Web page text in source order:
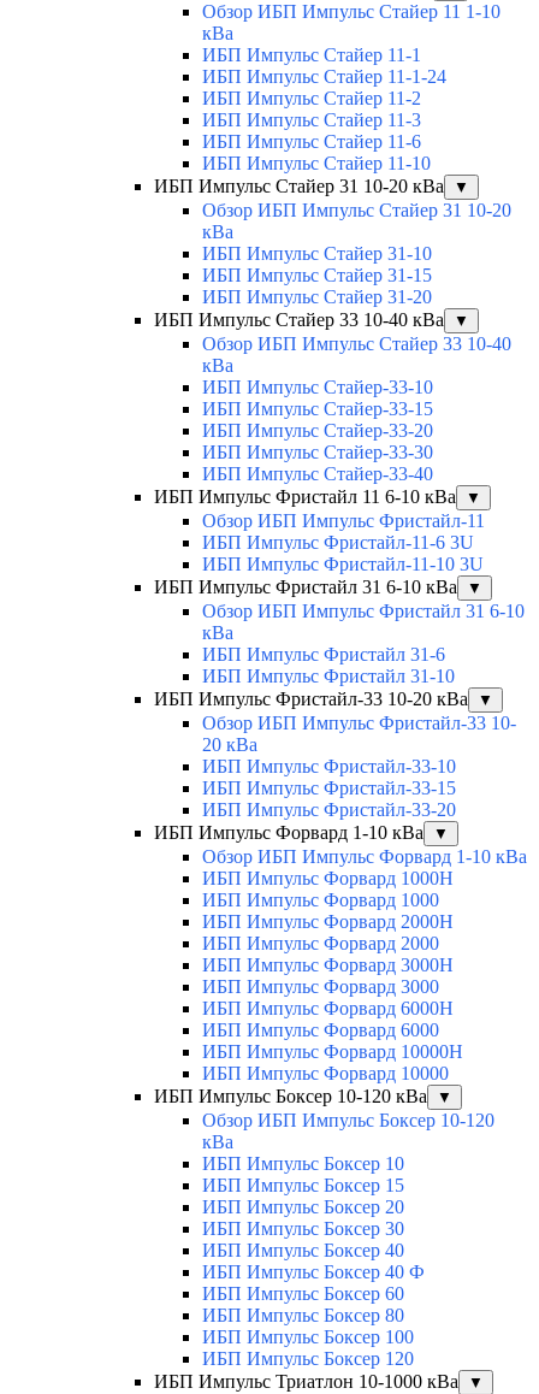
Обзор ИБП Импульс Стайер 11 1-10
кВа
ИБП Импульс Стайер 11-1
ИБП Импульс Стайер 11-1-24
ИБП Импульс Стайер 11-2
ИБП Импульс Стайер 11-3
ИБП Импульс Стайер 11-6
ИБП Импульс Стайер 11-10
ИБП Импульс Стайер 31 10-20 кВа
▼
Обзор ИБП Импульс Стайер 31 10-20
кВа
ИБП Импульс Стайер 31-10
ИБП Импульс Стайер 31-15
ИБП Импульс Стайер 31-20
ИБП Импульс Стайер 33 10-40 кВа
▼
Обзор ИБП Импульс Стайер 33 10-40
кВа
ИБП Импульс Стайер-33-10
ИБП Импульс Стайер-33-15
ИБП Импульс Стайер-33-20
ИБП Импульс Стайер-33-30
ИБП Импульс Стайер-33-40
ИБП Импульс Фристайл 11 6-10 кВа
▼
Обзор ИБП Импульс Фристайл-11
ИБП Импульс Фристайл-11-6 3U
ИБП Импульс Фристайл-11-10 3U
ИБП Импульс Фристайл 31 6-10 кВа
▼
Обзор ИБП Импульс Фристайл 31 6-10
кВа
ИБП Импульс Фристайл 31-6
ИБП Импульс Фристайл 31-10
ИБП Импульс Фристайл-33 10-20 кВа
▼
Обзор ИБП Импульс Фристайл-33 10-
20 кВа
ИБП Импульс Фристайл-33-10
ИБП Импульс Фристайл-33-15
ИБП Импульс Фристайл-33-20
ИБП Импульс Форвард 1-10 кВа
▼
Обзор ИБП Импульс Форвард 1-10 кВа
ИБП Импульс Форвард 1000H
ИБП Импульс Форвард 1000
ИБП Импульс Форвард 2000H
ИБП Импульс Форвард 2000
ИБП Импульс Форвард 3000H
ИБП Импульс Форвард 3000
ИБП Импульс Форвард 6000H
ИБП Импульс Форвард 6000
ИБП Импульс Форвард 10000H
ИБП Импульс Форвард 10000
ИБП Импульс Боксер 10-120 кВа
▼
Обзор ИБП Импульс Боксер 10-120
кВа
ИБП Импульс Боксер 10
ИБП Импульс Боксер 15
ИБП Импульс Боксер 20
ИБП Импульс Боксер 30
ИБП Импульс Боксер 40
ИБП Импульс Боксер 40 Ф
ИБП Импульс Боксер 60
ИБП Импульс Боксер 80
ИБП Импульс Боксер 100
ИБП Импульс Боксер 120
ИБП Импульс Триатлон 10-1000 кВа
▼